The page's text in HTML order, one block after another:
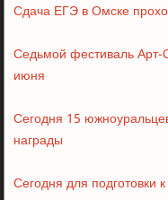
Сдача ЕГЭ в Омске
Седьмой фестиваль Арт-
июня
Сегодня 15
награды
Сегодня для подготовки